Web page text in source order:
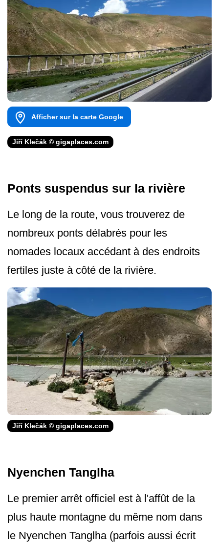
Afficher sur la carte Google
Jiří Klečák © gigaplaces.com
Ponts suspendus sur la rivière
Le long de la route, vous trouverez de
nombreux ponts délabrés pour les
nomades locaux accédant à des endroits
fertiles juste à côté de la rivière.
Jiří Klečák © gigaplaces.com
Nyenchen Tanglha
Le premier arrêt officiel est à l'affût de la
plus haute montagne du même nom dans
le Nyenchen Tanglha (parfois aussi écrit